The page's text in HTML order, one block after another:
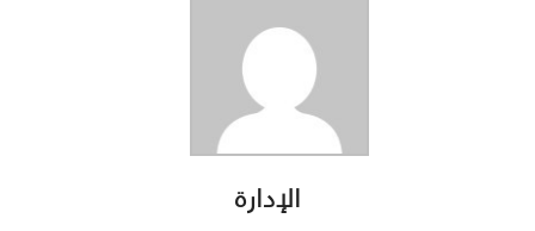
الإدارة